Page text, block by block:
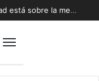
Biministro Daniel Mas: “La oportunidad está sobre la mesa y tenemos que aprovecharla”